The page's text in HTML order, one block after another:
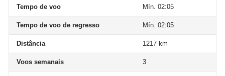
Tempo de voo Mín. 02:05
Tempo de voo de regresso Mín. 02:05
Distância 1217 km
Voos semanais 3